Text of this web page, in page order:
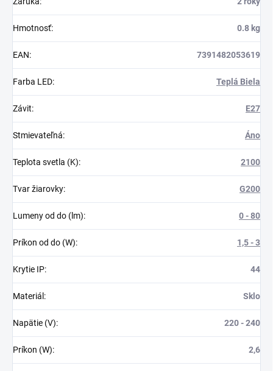
Hmotnosť: 0.8 kg
EAN: 7391482053619
Farba LED: Teplá Biela
Závit: E27
Stmievateľná: Áno
Teplota svetla (K): 2100
Tvar žiarovky: G200
Lumeny od do (lm): 0 - 80
Príkon od do (W): 1,5 - 3
Krytie IP: 44
Materiál : Sklo
Napätie (V): 220 - 240
Príkon (W): 2,6